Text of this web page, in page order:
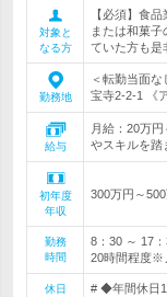
対象と
なる方
【必須】食
または和菓
ていた方も是
勤務地
＜転勤当面
宝寺2-2-1 《
給与
月給：20万
やスキルを踏
初年度
年収
300万円～
勤務
時間
8：30 ～ 17
20時間程度※
休日
# ◆年間休日